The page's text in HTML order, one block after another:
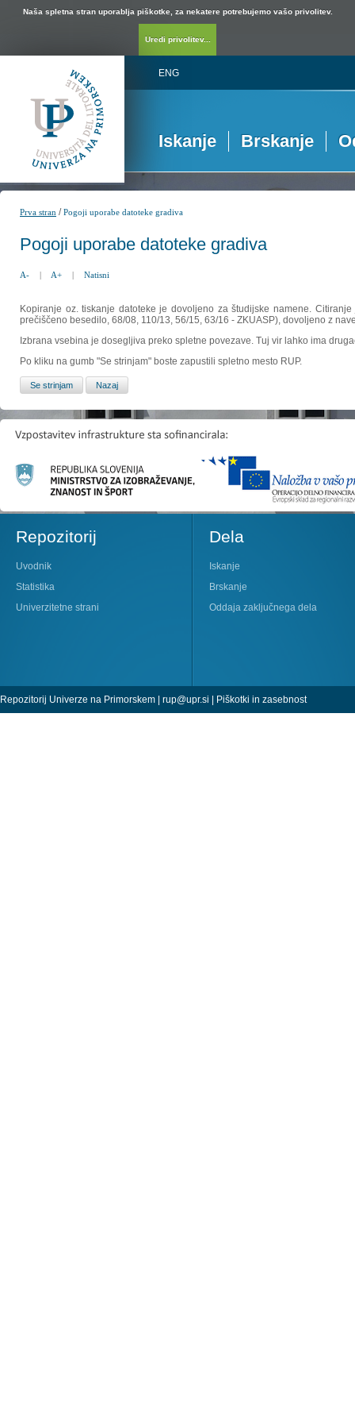
Naša spletna stran uporablja piškotke, za nekatere potrebujemo vašo privolitev.
Uredi privolitev...
ENG
Iskanje Brskanje
Prva stran /Pogoji uporabe datoteke gradiva
Pogoji uporabe datoteke gradiva
A- | A+ | Natisni
Kopiranje oz. tiskanje datoteke je dovoljeno za študijske namene.
prečiščeno besedilo, 68/08, 110/13, 56/15, 63/16 - ZKUASP), dovoljeno z
Izbrana vsebina je dosegljiva preko spletne povezave. Tuj vir lahko ima
Po kliku na gumb "Se strinjam" boste zapustili spletno mesto RUP.
Repozitorij
Uvodnik
Statistika
Univerzitetne strani
Dela
Iskanje
Brskanje
Oddaja zaključnega dela
Repozitorij Univerze na Primorskem | rup@upr.si | Piškotki in zasebnost